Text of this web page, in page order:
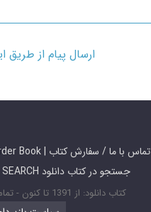
ارسال پیام از طریق ایتا:
Contact Us / Order Book | تماس با ما / سفارش کتاب
SEARCH جستجو در کتاب دانلود
کتاب دانلود: از 1391 تا کنون - تمامی حقوق محفوظ است